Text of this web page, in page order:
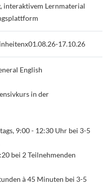
interaktivem Lernmaterial
17.10.26
English
in der
9:00 - 12:30 Uhr bei 3-5
bei 2 Teilnehmenden
à 45 Minuten bei 3-5